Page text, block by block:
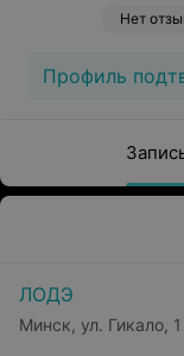
Нет
Профиль
ЛОДЭ
Минск, ул. Гикало, 1